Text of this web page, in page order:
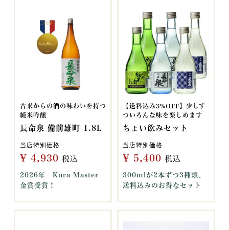
古来からの酒の味わいを持つ
純米吟醸
長命泉 備前雄町 1.8L
当店特別価格
¥ 4,930 税込
2026年 Kura Master
金賞受賞！
【送料込み3%OFF】少しず
ついろんな味を楽しめます
ちょい飲みセット
当店特別価格
¥ 5,400 税込
300mlが2本ずつ3種類、
送料込みのお得なセット